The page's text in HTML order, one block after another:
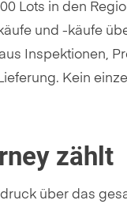
Lots in den
und -käufe
Inspektionen,
Kein
zählt
über das